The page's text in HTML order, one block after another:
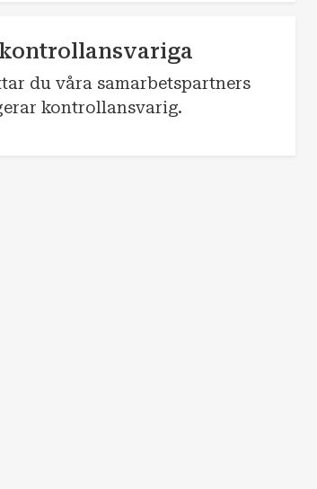
du våra samarbetspartners
kontrollansvarig.